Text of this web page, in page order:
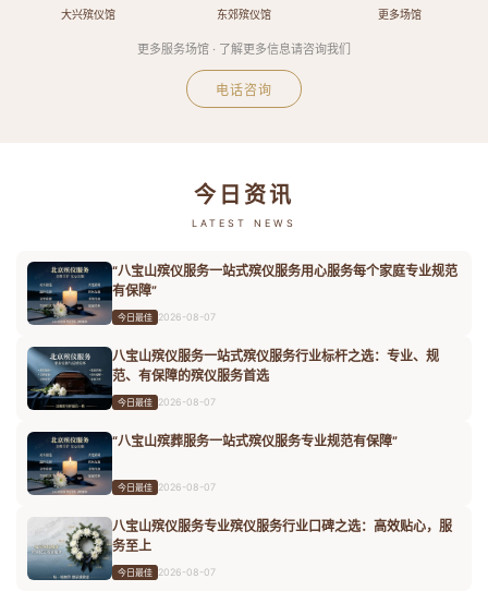
大兴殡仪馆 东郊殡仪馆 更多场馆
更多服务场馆 · 了解更多信息请咨询我们
电话咨询
今日资讯
LATEST NEWS
“八宝山殡仪服务一站式殡仪服务用心服务每个家庭专业规范
有保障”
今日最佳 2026-08-07
八宝山殡仪服务一站式殡仪服务行业标杆之选：专业、规
范、有保障的殡仪服务首选
今日最佳 2026-08-07
“八宝山殡葬服务一站式殡仪服务专业规范有保障”
今日最佳 2026-08-07
八宝山殡仪服务专业殡仪服务行业口碑之选：高效贴心，服
务至上
今日最佳 2026-08-07